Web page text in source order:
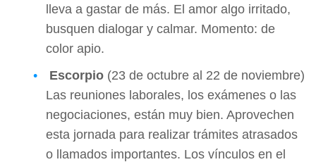
lleva a gastar de más. El amor algo irritado,
busquen dialogar y calmar. Momento: de
color apio.
Escorpio (23 de octubre al 22 de noviembre)
Las reuniones laborales, los exámenes o las
negociaciones, están muy bien. Aprovechen
esta jornada para realizar trámites atrasados
o llamados importantes. Los vínculos en el